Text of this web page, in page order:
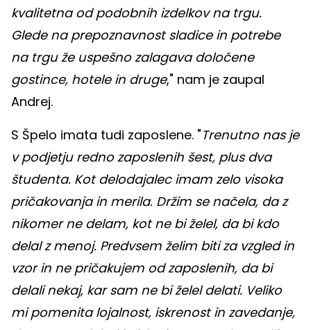
kvalitetna od podobnih izdelkov na trgu.
Glede na prepoznavnost sladice in potrebe
na trgu že uspešno zalagava določene
gostince, hotele in druge," nam je zaupal
Andrej.
S Špelo imata tudi zaposlene. "Trenutno nas je
v podjetju redno zaposlenih šest, plus dva
študenta. Kot delodajalec imam zelo visoka
pričakovanja in merila. Držim se načela, da z
nikomer ne delam, kot ne bi želel, da bi kdo
delal z menoj. Predvsem želim biti za vzgled in
vzor in ne pričakujem od zaposlenih, da bi
delali nekaj, kar sam ne bi želel delati. Veliko
mi pomenita lojalnost, iskrenost in zavedanje,